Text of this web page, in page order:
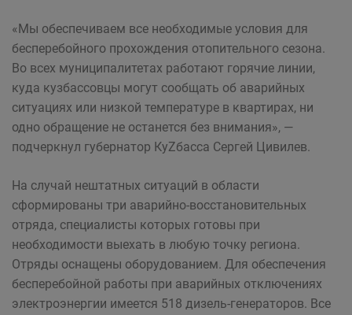
«Мы обеспечиваем все необходимые условия для
бесперебойного прохождения отопительного сезона.
Во всех муниципалитетах работают горячие линии,
куда кузбассовцы могут сообщать об аварийных
ситуациях или низкой температуре в квартирах, ни
одно обращение не останется без внимания», —
подчеркнул губернатор КуZбасса Сергей Цивилев.
На случай нештатных ситуаций в области
сформированы три аварийно-восстановительных
отряда, специалисты которых готовы при
необходимости выехать в любую точку региона.
Отряды оснащены оборудованием. Для обеспечения
бесперебойной работы при аварийных отключениях
электроэнергии имеется 518 дизель-генераторов. Все